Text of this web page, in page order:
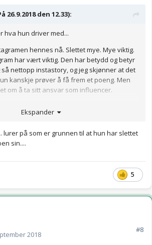
26.9.2018 den 12.33):
hva hun driver med...
hennes nå. Slettet mye. Mye viktig.
har vært viktig. Den har betydd og betyr
så nettopp instastory, og jeg skjønner at det
kanskje prøver å få frem et poeng. Men
om å ta sitt ansvar som influencer.
mot og selvtillit sammen med deg i
kan ta fra deg at du har vært enormt
Tenk deg godt om før du forsvinner fra
Ekspander
lurer på som er grunnen til at hun har slettet
sin....
5
2018
#8